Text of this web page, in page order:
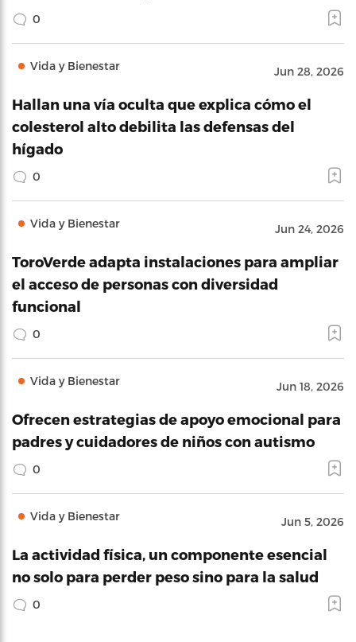
0
Vida y Bienestar Jun 28, 2026
Hallan una vía oculta que explica cómo el
colesterol alto debilita las defensas del
hígado
0
Vida y Bienestar Jun 24, 2026
ToroVerde adapta instalaciones para ampliar
el acceso de personas con diversidad
funcional
0
Vida y Bienestar Jun 18, 2026
Ofrecen estrategias de apoyo emocional para
padres y cuidadores de niños con autismo
0
Vida y Bienestar Jun 5, 2026
La actividad física, un componente esencial
no solo para perder peso sino para la salud
0